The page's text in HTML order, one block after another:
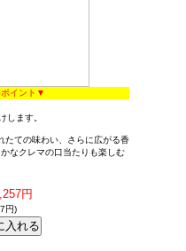
イント▼
します。
たての味わい、さらに広がる香
なクレマの口当たりも楽しむ
円
円)